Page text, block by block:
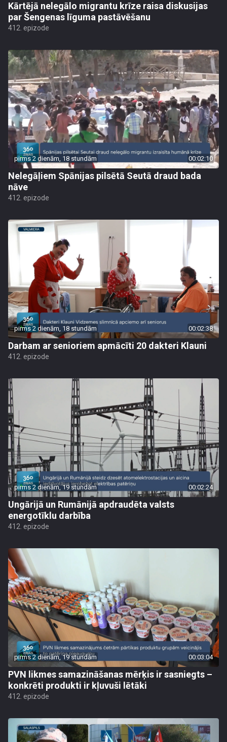
Kārtējā nelegālo migrantu krīze raisa diskusijas
par Šengenas līguma pastāvēšanu
412. epizode
pirms 2 dienām, 18 stundām 00:02:10
Nelegāļiem Spānijas pilsētā Seutā draud bada
nāve
412. epizode
pirms 2 dienām, 18 stundām 00:02:38
Darbam ar senioriem apmācīti 20 dakteri Klauni
412. epizode
pirms 2 dienām, 19 stundām 00:02:24
Ungārijā un Rumānijā apdraudēta valsts
energotīklu darbība
412. epizode
pirms 2 dienām, 19 stundām 00:03:04
PVN likmes samazināšanas mērķis ir sasniegts –
konkrēti produkti ir kļuvuši lētāki
412. epizode